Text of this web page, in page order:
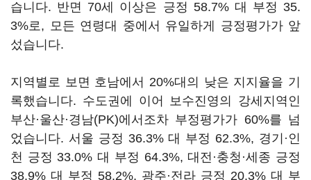
습니다. 반면 70세 이상은 긍정 58.7% 대 부정 35.
3%로, 모든 연령대 중에서 유일하게 긍정평가가 앞
섰습니다.
지역별로 보면 호남에서 20%대의 낮은 지지율을 기
록했습니다. 수도권에 이어 보수진영의 강세지역인
부산·울산·경남(PK)에서조차 부정평가가 60%를 넘
었습니다. 서울 긍정 36.3% 대 부정 62.3%, 경기·인
천 긍정 33.0% 대 부정 64.3%, 대전·충청·세종 긍정
38.9% 대 부정 58.2%, 광주·전라 긍정 20.3% 대 부